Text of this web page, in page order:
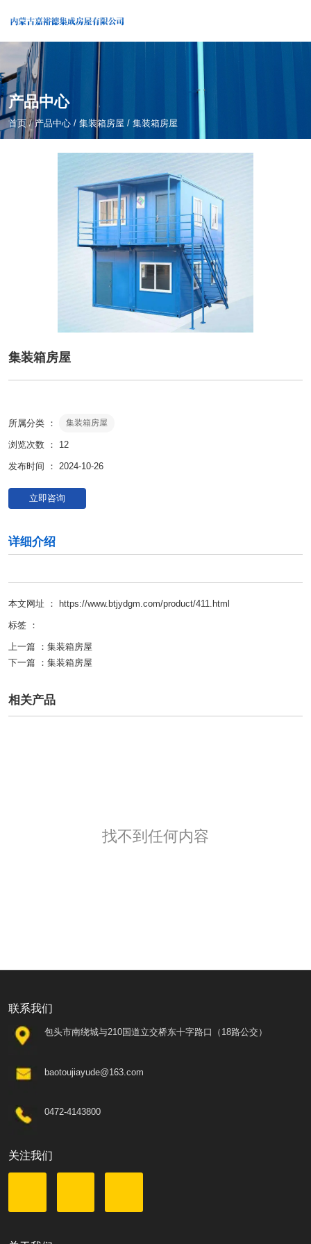
产品中心
首页/产品中心 / 集装箱房屋 / 集装箱房屋
集装箱房屋
所属分类 ： 集装箱房屋
浏览次数 ： 12
发布时间 ： 2024-10-26
立即咨询
详细介绍
本文网址 ： https://www.btjydgm.com/product/411.html
标签 ：
上一篇 ： 集装箱房屋
下一篇 ： 集装箱房屋
相关产品
找不到任何内容
联系我们
包头市南绕城与210国道立交桥东十字路口（18路公交）
baotoujiayude@163.com
0472-4143800
关注我们